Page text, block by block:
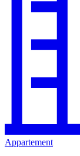
Appartement